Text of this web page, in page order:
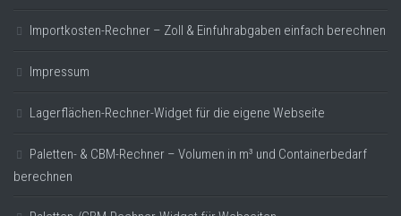
Importkosten-Rechner – Zoll & Einfuhrabgaben einfach berechnen
Impressum
Lagerflächen-Rechner-Widget für die eigene Webseite
Paletten- & CBM-Rechner – Volumen in m³ und Containerbedarf
berechnen